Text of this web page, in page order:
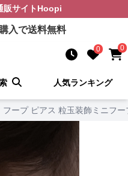
販サイト Hoopi
入で送料無料
0 0
人気ランキング
フープ ピアス 粒玉装飾ミニフ